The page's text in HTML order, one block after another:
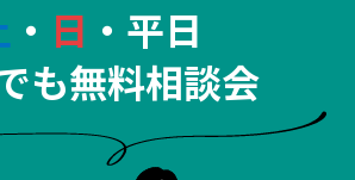
・ 日 ・平日
も無料相談会